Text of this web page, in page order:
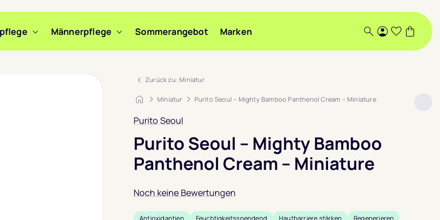
Männerpflege Sommerangebot Marken Suche
Login
Zurück zu: Miniatur
Startseite
Miniatur Purito Seoul – Mighty Bamboo Panthenol Cream – Miniature
Purito Seoul
Purito Seoul – Mighty Bamboo
Panthenol Cream – Miniature
Noch keine Bewertungen
Antioxidantien Feuchtigkeitsspendend Hautbarriere stärken
Regenerieren